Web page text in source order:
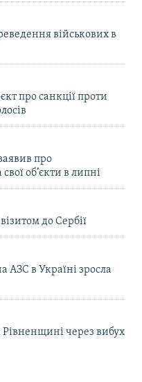
військових в
про санкції проти
про
об’єкти в липні
до Сербії
АЗС в Україні зросла
через вибух